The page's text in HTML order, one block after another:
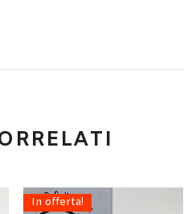
In offerta!